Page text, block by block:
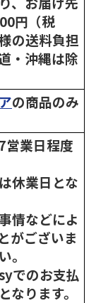
円（税
の送料負担
・沖縄は除
の商品のみ
営業日程度
休業日とな
情などによ
がございま
。
でのお支払
なります。